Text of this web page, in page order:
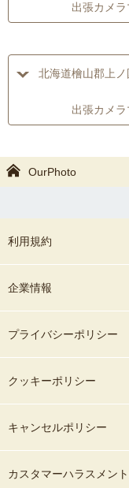
出張カメ
北海道檜山郡上ノ
出張カメ
OurPhoto
利用規約
企業情報
プライバシーポリシー
クッキーポリシー
キャンセルポリシー
カスタマーハラスメン